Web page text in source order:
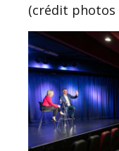
(crédit photos